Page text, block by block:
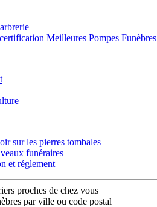
Meilleures Pompes Funèbres
sur les pierres tombales
funéraires
et réglement
proches de chez vous
par ville ou code postal